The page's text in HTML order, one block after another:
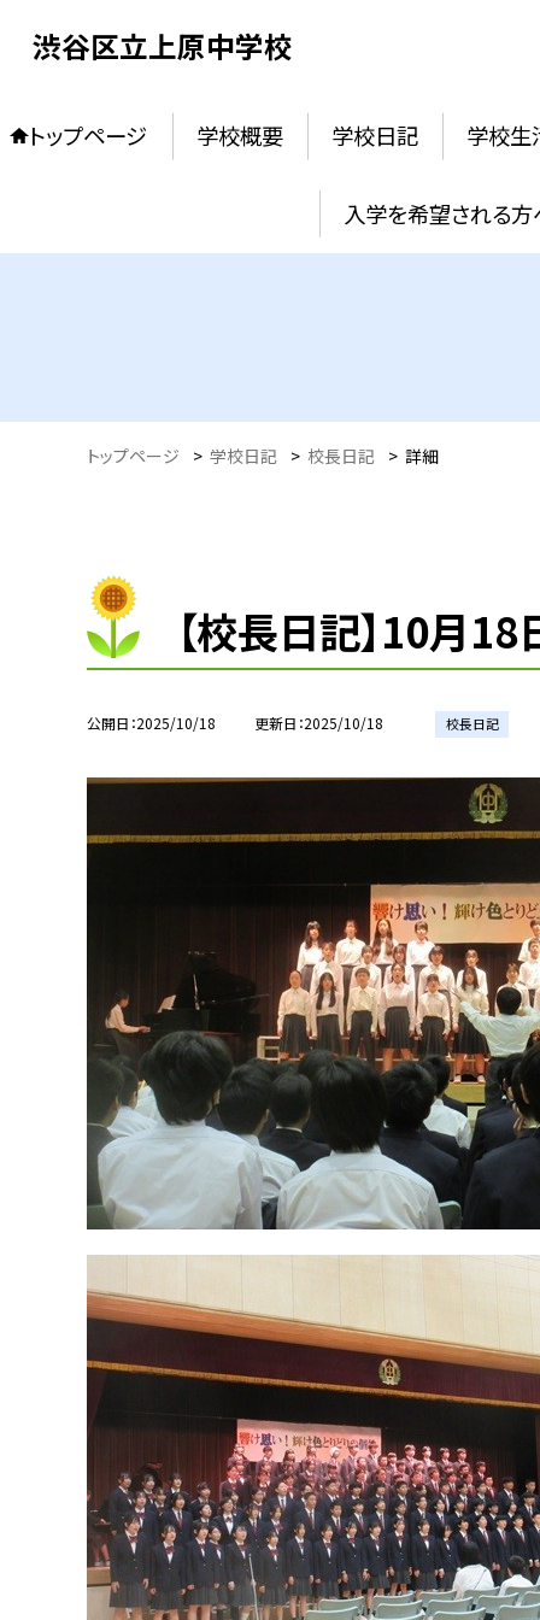
渋谷区立上原中学校
トップページ 学校概要 学校日記 学校生
入学を希望される方
トップページ > 学校日記 > 校長日記 > 詳細
【校長日記】10月18
公開日 2025/10/18 更新日 2025/10/18 校長日記